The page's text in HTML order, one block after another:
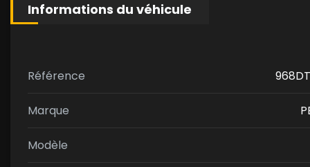
Informations du véhicule
Référence
Marque
Modèle